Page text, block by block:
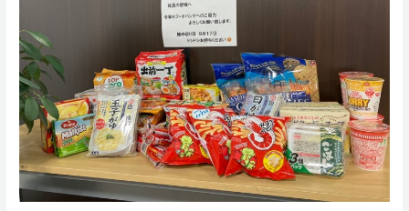
活
動
と
し
て、
今
年
も
フ
ー
ド